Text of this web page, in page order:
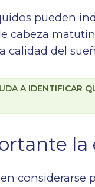
pueden
cabeza
calidad del
A IDENTIFICAR